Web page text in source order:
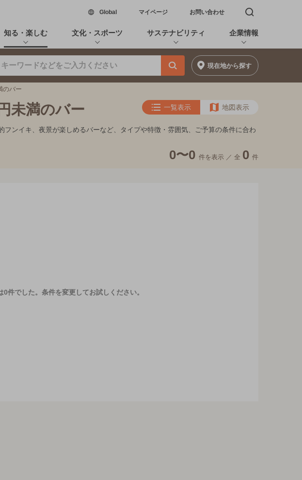
Global新しいウィンドウで開く
マイページ お問い合わせ 検索窓を開く
知る・楽しむ 文化・スポーツ サステナビリティ 企業情報
現在地から探す
のバー
未満のバー 一覧表示 地図表示
ンイキ、夜景が楽しめるバーなど、タイプや特徴・雰囲気、ご予算の条件に合わ
0〜0 件を表示 ／ 全 0 件
0件でした。 条件を変更してお試しください。